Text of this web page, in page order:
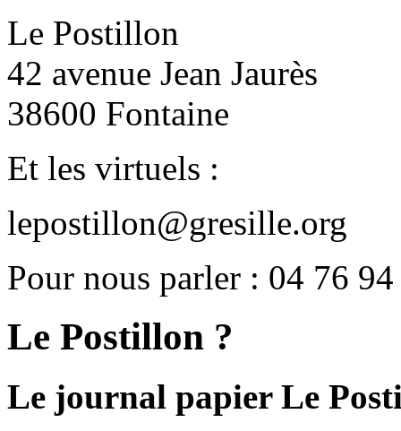
Le Postillon
42 avenue Jean Jaurès
38600 Fontaine
Et les virtuels :
lepostillon@gresille.org
Pour nous parler : 04 76
Le Postillon ?
Le journal papier Le